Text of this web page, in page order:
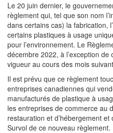
Le 20 juin dernier, le
règlement qui, tel que son nom
dans certains cas) la fabrication,
certains plastiques à usage
pour l’environnement. Le
décembre 2022, à l’exception
vigueur au cours des mois
Il est prévu que ce règlement
entreprises canadiennes qui
manufacturés de plastique à
les entreprises de commerce au
restauration et d’hébergement
Survol de ce nouveau règlement.